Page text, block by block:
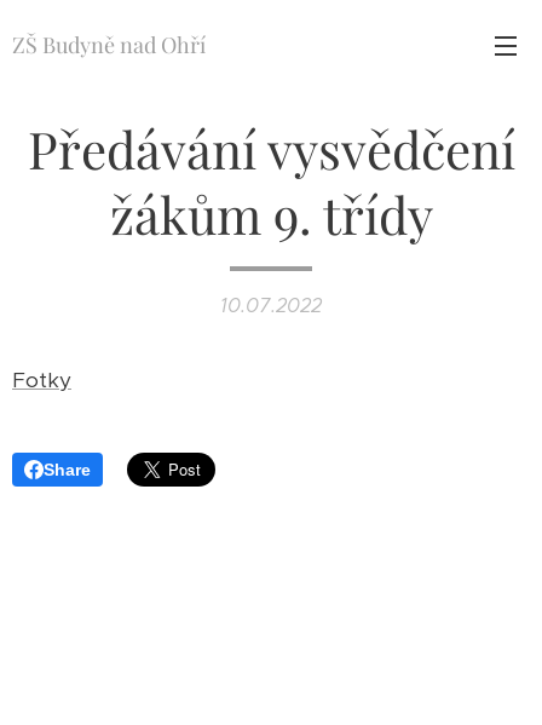
ZŠ Budyně nad Ohří
Předávání vysvědčení
žákům 9. třídy
10.07.2022
Fotky
Share